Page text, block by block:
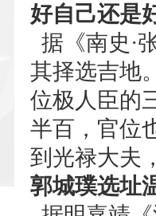
好自己还是
据《南史·
其择选吉地
位极人臣的
半百，官位
到光禄大夫
郭城璞选址